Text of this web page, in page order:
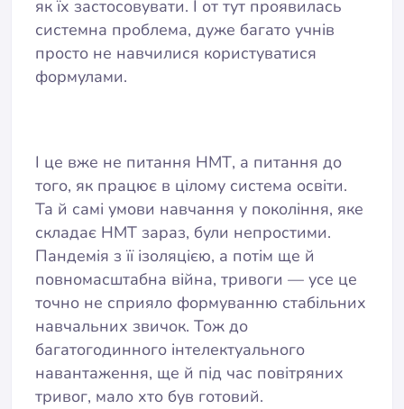
як їх застосовувати. І от тут проявилась
системна проблема, дуже багато учнів
просто не навчилися користуватися
формулами.
І це вже не питання НМТ, а питання до
того, як працює в цілому система освіти.
Та й самі умови навчання у покоління, яке
складає НМТ зараз, були непростими.
Пандемія з її ізоляцією, а потім ще й
повномасштабна війна, тривоги — усе це
точно не сприяло формуванню стабільних
навчальних звичок. Тож до
багатогодинного інтелектуального
навантаження, ще й під час повітряних
тривог, мало хто був готовий.